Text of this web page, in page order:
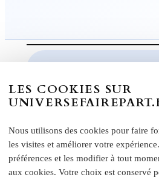
Informations
Caractéristiques :
Effet : recto lisse et non
FAIRE-PART LIVRET
FAIRE-PART RECTO
LES COOKIES SUR
Nous utilisons des cookies pour faire
les visites et améliorer votre
préférences et les modifier à tout
aux cookies. Votre choix est conservé